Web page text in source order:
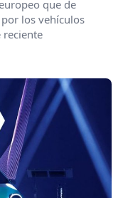
que de
los vehículos
reciente